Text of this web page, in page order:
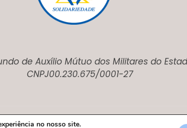
de Auxílio Mútuo dos Militares do
CNPJ00.230.675/0001-27
no nosso site.